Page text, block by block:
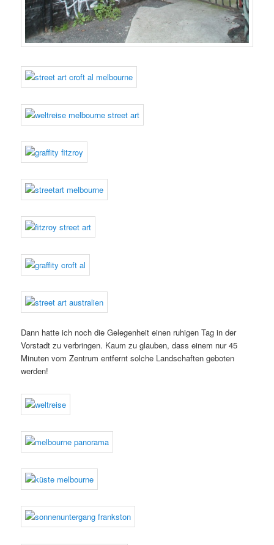
Dann hatte ich noch die Gelegenheit einen ruhigen Tag in der
Vorstadt zu verbringen. Kaum zu glauben, dass einem nur 45
Minuten vom Zentrum entfernt solche Landschaften geboten
werden!